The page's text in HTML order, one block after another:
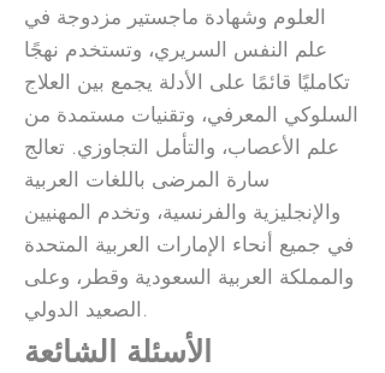
العلوم وشهادة ماجستير مزدوجة في
علم النفس السريري، وتستخدم نهجًا
تكامليًا قائمًا على الأدلة يجمع بين العلاج
السلوكي المعرفي، وتقنيات مستمدة من
علم الأعصاب، والتأمل التجاوزي. تعالج
سارة المرضى باللغات العربية
والإنجليزية والفرنسية، وتخدم المهنيين
في جميع أنحاء الإمارات العربية المتحدة
والمملكة العربية السعودية وقطر، وعلى
الصعيد الدولي.
الأسئلة الشائعة